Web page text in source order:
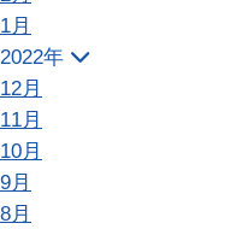
1月
2022年
12月
11月
10月
9月
8月